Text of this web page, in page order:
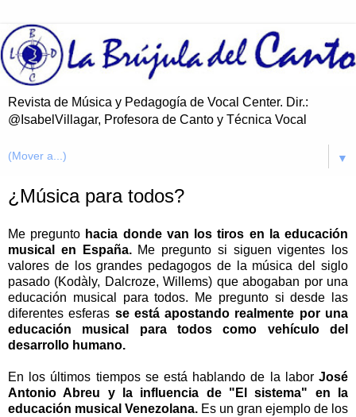
Revista de Música y Pedagogía de Vocal Center. Dir.:
@IsabelVillagar, Profesora de Canto y Técnica Vocal
▼
¿Música para todos?
Me pregunto hacia donde van los tiros en la educación
musical en España.Me pregunto si siguen vigentes los
valores de los grandes pedagogos de la música del siglo
pasado (Kodàly, Dalcroze, Willems) que abogaban por una
educación musical para todos. Me pregunto si desde las
diferentes esferas se está apostando realmente por una
educación musical para todos como vehículo del
desarrollo humano.
En los últimos tiempos se está hablando de la labor José
Antonio Abreu y la influencia de "El sistema" en la
educación musical Venezolana. Es un gran ejemplo de los